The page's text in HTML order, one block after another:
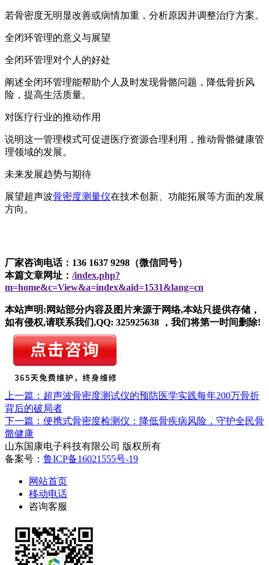
若骨密度无明显改善或病情加重，分析原因并调整治疗方案。
全闭环管理的意义与展望
全闭环管理对个人的好处
阐述全闭环管理能帮助个人及时发现骨骼问题，降低骨折风
险，提高生活质量。
对医疗行业的推动作用
说明这一管理模式可促进医疗资源合理利用，推动骨骼健康管
理领域的发展。
未来发展趋势与期待
展望超声波骨密度测量仪在技术创新、功能拓展等方面的发展
方向。
厂家咨询电话：136 1637 9298（微信同号）
本篇文章网址： /index.php?
m=home&c=View&a=index&aid=1531&lang=cn
本站声明:网站部分内容及图片来源于网络,本站只提供存储，
如有侵权,请联系我们,QQ: 325925638 ，我们将第一时间删除!
上一篇：超声波骨密度测试仪的预防医学实践每年200万骨折
背后的破局者
下一篇：便携式骨密度检测仪：降低骨疾病风险，守护全民骨
骼健康
山东国康电子科技有限公司 版权所有
备案号： 鲁ICP备16021555号-19
网站首页
移动电话
咨询客服